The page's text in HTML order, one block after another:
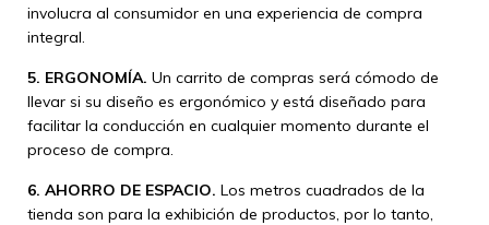
involucra al consumidor en una experiencia de compra
integral.
5. ERGONOMÍA. Un carrito de compras será cómodo de
llevar si su diseño es ergonómico y está diseñado para
facilitar la conducción en cualquier momento durante el
proceso de compra.
6. AHORRO DE ESPACIO. Los metros cuadrados de la
tienda son para la exhibición de productos, por lo tanto,